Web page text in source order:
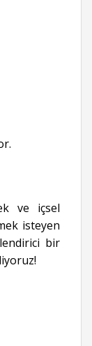
ve içsel
isteyen
bir